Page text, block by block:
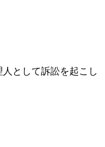
として訴訟を起こし